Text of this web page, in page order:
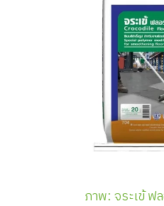
ภาพ: จระเข้ ฟ